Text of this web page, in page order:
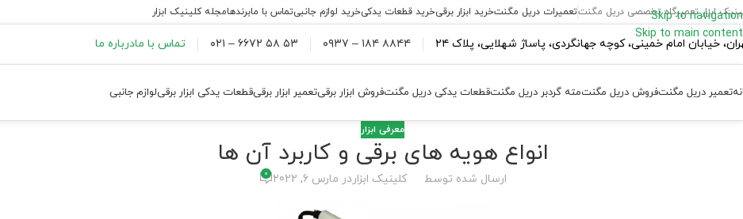
Skip to navigation
Skip to main content
ابزار تعمیرگاه تخصصی دریل مگنتتعمیرات دریل مگنتخرید ابزار برقیخرید قطعات یدکیخرید لوازم جانبیتماس با مابرندهامجله کلینیک ابزار
خیابان امام خمینی، کوچه جهانگردی، پاساژ شهلایی، پلاک ۲۴ ۸۸۴۴ ۱۸۴ – ۰۹۳۷ ۵۳ ۵۸ ۶۶۷۲ – ۰۲۱ تماس با مادرباره ما
تعمیر دریل مگنتفروش دریل مگنتمته گردبر دریل مگنتقطعات یدکی دریل مگنتفروش ابزار برقیتعمیر ابزار برقیقطعات یدکی ابزار برقیلوازم جانبی
معرفی ابزار
انواع هویه های برقی و کاربرد آن ها
ارسال شده توسط کلینیک ابزاردر مارس 6, 2022 0